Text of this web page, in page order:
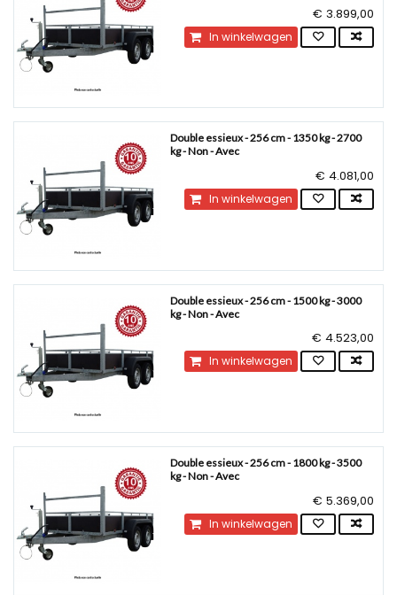
€ 3.899,00
In winkelwagen
Double essieux - 256 cm - 1350 kg - 2700
kg - Non - Avec
€ 4.081,00
In winkelwagen
Double essieux - 256 cm - 1500 kg - 3000
kg - Non - Avec
€ 4.523,00
In winkelwagen
Double essieux - 256 cm - 1800 kg - 3500
kg - Non - Avec
€ 5.369,00
In winkelwagen